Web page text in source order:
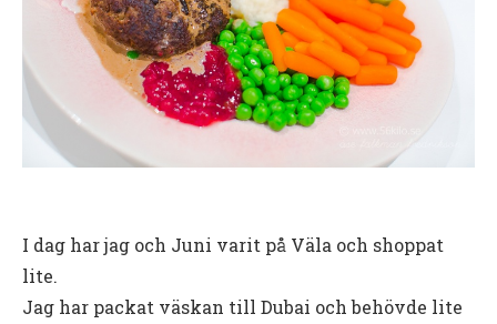
I dag har jag och Juni varit på Väla och shoppat
lite.
Jag har packat väskan till Dubai och behövde lite